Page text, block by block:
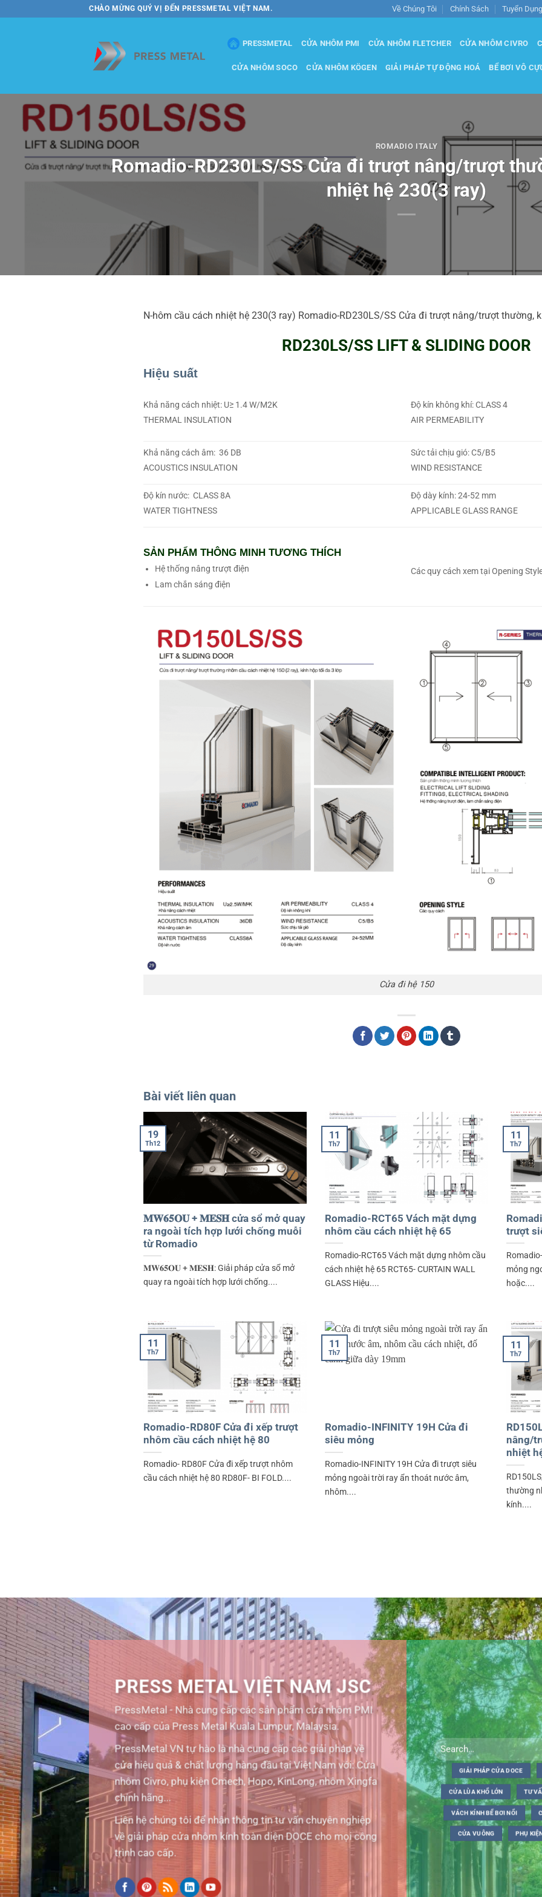
CHÀO MỪNG QUÝ VỊ ĐẾN PRESSMETAL VIỆT NAM. Về Chúng Tôi Chính Sách Tuyển
PRESSMETAL CỬA NHÔM PMI CỬA NHÔM FLETCHER CỬA NHÔM CIVRO
CỬA NHÔM SOCO CỬA NHÔM KÖGEN GIẢI PHÁP TỰ ĐỘNG HOÁ BỂ BƠI VÔ
ROMADIO ITALY
Romadio-RD230LS/SS Cửa đi trượt nâng/trượt
nhiệt hệ 230(3 ray)
N-hôm cầu cách nhiệt hệ 230(3 ray) Romadio-RD230LS/SS Cửa đi trượt nâng/trượt thường,
RD230LS/SS LIFT & SLIDING DOOR
Hiệu suất
Khả năng cách nhiệt: U≥ 1.4 W/M2K
THERMAL INSULATION
Độ kín không khí: CLASS 4
AIR PERMEABILITY
Khả năng cách âm: 36 DB
ACOUSTICS INSULATION
Sức tải chịu gió: C5/B5
WIND RESISTANCE
Độ kín nước: CLASS 8A
WATER TIGHTNESS
Độ dày kính: 24-52 mm
APPLICABLE GLASS RANGE
SẢN PHẨM THÔNG MINH TƯƠNG THÍCH
Hệ thống nâng trượt điện
Lam chắn sáng điện
Các quy cách xem tại Opening
Cửa đi hệ 150
Bài viết liên quan
𝐌𝐖𝟔𝟓𝐎𝐔 + 𝐌𝐄𝐒𝐇 cửa sổ mở quay
ra ngoài tích hợp lưới chống muỗi
từ Romadio
𝐌𝐖𝟔𝟓𝐎𝐔 + 𝐌𝐄𝐒𝐇: Giải pháp cửa sổ mở
quay ra ngoài tích hợp lưới chống....
19
Th12
Romadio-RCT65 Vách mặt dựng
nhôm cầu cách nhiệt hệ 65
Romadio-RCT65 Vách mặt dựng nhôm cầu
cách nhiệt hệ 65 RCT65- CURTAIN WALL
GLASS Hiệu....
11
Th7
trượt
mỏng
hoặc....
11
Th7
Romadio-RD80F Cửa đi xếp trượt
nhôm cầu cách nhiệt hệ 80
Romadio- RD80F Cửa đi xếp trượt nhôm
cầu cách nhiệt hệ 80 RD80F- BI FOLD....
11
Th7
Romadio-INFINITY 19H Cửa đi
siêu mỏng
Romadio-INFINITY 19H Cửa đi trượt siêu
mỏng ngoài trời ray ẩn thoát nước âm,
nhôm....
11
Th7
nâng/
nhiệt
thường
kính....
11
Th7
PRESS METAL VIỆT NAM JSC
PressMetal - Nhà cung cấp các sản phẩm cửa nhôm PMI
cao cấp của Press Metal Kuala Lumpur, Malaysia.
PressMetal VN tự hào là nhà cung cấp các giải pháp về
cửa hiệu quả & chất lượng hàng đầu tại Việt Nam với: Cửa
nhôm Civro, phụ kiện Cmech, Hopo, KinLong, nhôm Xingfa
chính hãng...
Liên hệ chúng tôi để nhận thông tin tư vấn chuyên nghiệp
về giải pháp cửa nhôm kính toàn diện DOCE cho mọi công
trình cao cấp.
GIẢI PHÁP CỬA DOCE
CỬA LÙA KHỔ LỚN TƯ
VÁCH KÍNH BỂ BƠI NỔI
CỬA VUÔNG PHỤ